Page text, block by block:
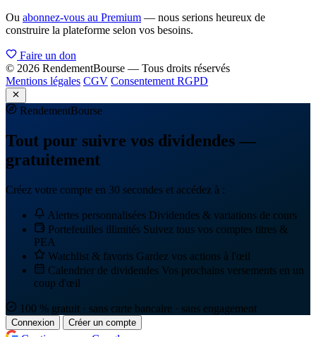
Ou abonnez-vous au Premium — nous serions heureux de
construire la plateforme selon vos besoins.
Faire un don
© 2026 RendementBourse — Tous droits réservés
Mentions légales CGV Consentement RGPD
RendementBourse
Tout pour suivre vos dividendes —
gratuitement
Créez votre compte en 30 secondes et accédez à :
Alertes personnalisées Dividendes & variations de cours
Portefeuilles illimités Suivez tous vos comptes titres &
PEA
Watchlist & favoris Gardez vos actions à l'œil
Calendrier de dividendes Vos prochains versements en un
coup d'œil
100 % gratuit · sans carte bancaire · sans engagement
Connexion Créer un compte